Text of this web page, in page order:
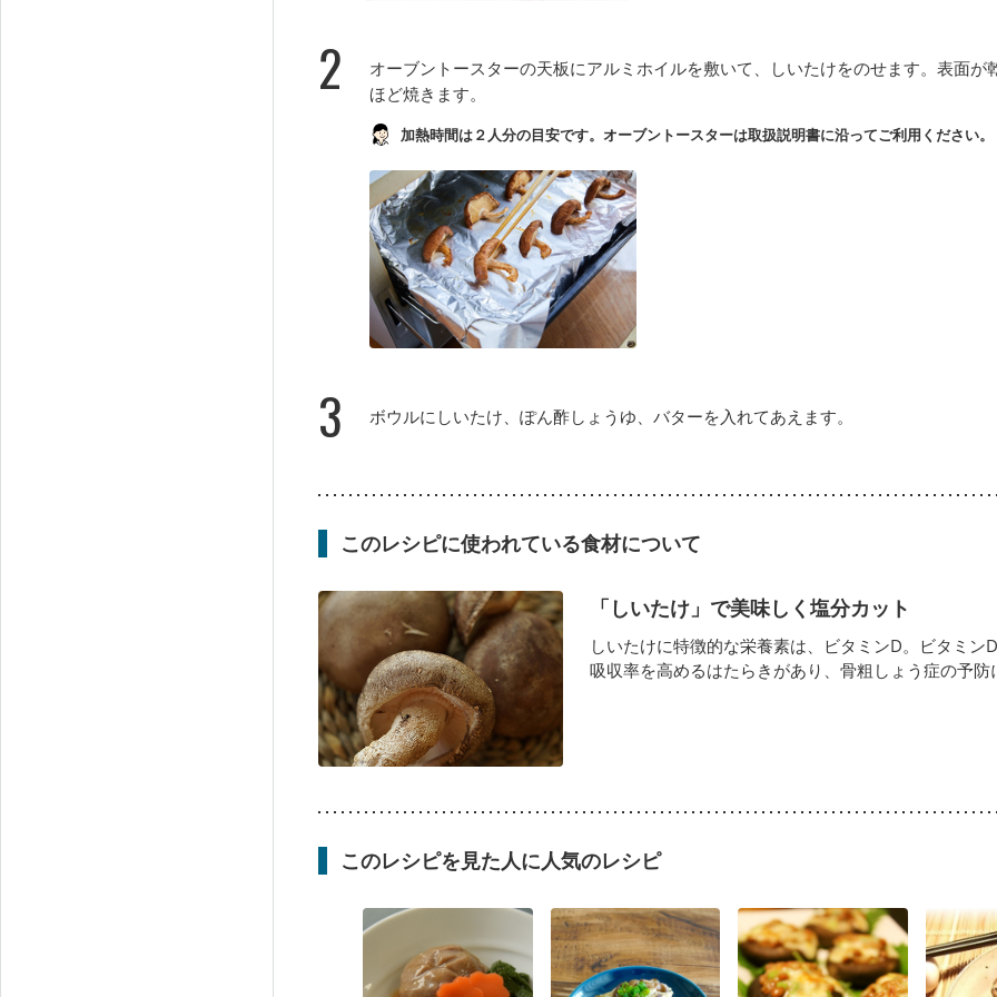
2
オーブントースターの天板にアルミホイルを敷いて、しいたけをのせます。表面が
ほど焼きます。
加熱時間は２人分の目安です。オーブントースターは取扱説明書に沿ってご利用ください。
3 ボウルにしいたけ、ぽん酢しょうゆ、バターを入れてあえます。
このレシピに使われている食材について
「しいたけ」で美味しく塩分カット
しいたけに特徴的な栄養素は、ビタミンD。ビタミン
吸収率を高めるはたらきがあり、骨粗しょう症の予防
このレシピを見た人に人気のレシピ